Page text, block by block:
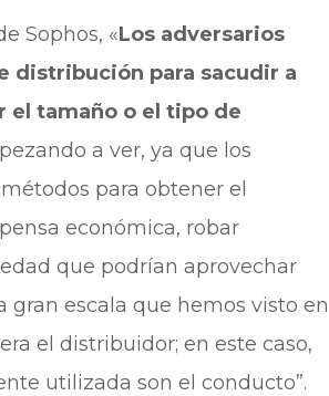
Sophos, «Los adversarios
distribución para sacudir a
el tamaño o el tipo de
a ver, ya que los
para obtener el
económica, robar
que podrían aprovechar
gran escala que hemos visto en
el distribuidor; en este caso,
utilizada son el conducto”.